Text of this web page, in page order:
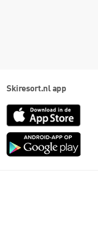
Skiresort.nl app
App